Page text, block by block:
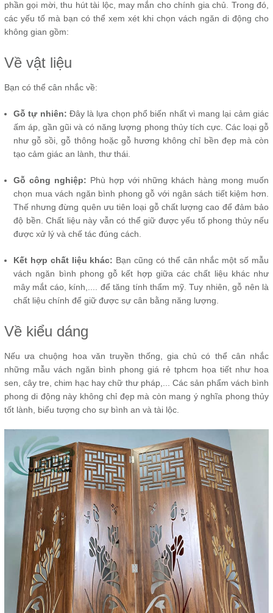
phần gọi mời, thu hút tài lộc, may mắn cho chính gia chủ. Trong đó,
các yếu tố mà bạn có thể xem xét khi chọn vách ngăn di động cho
không gian gồm:
Về vật liệu
Bạn có thể cân nhắc về:
Gỗ tự nhiên: Đây là lựa chọn phổ biến nhất vì mang lại cảm giác
ấm áp, gần gũi và có năng lượng phong thủy tích cực. Các loại gỗ
như gỗ sồi, gỗ thông hoặc gỗ hương không chỉ bền đẹp mà còn
tạo cảm giác an lành, thư thái.
Gỗ công nghiệp: Phù hợp với những khách hàng mong muốn
chọn mua vách ngăn bình phong gỗ với ngân sách tiết kiệm hơn.
Thế nhưng đừng quên ưu tiên loại gỗ chất lượng cao để đảm bảo
độ bền. Chất liệu này vẫn có thể giữ được yếu tố phong thủy nếu
được xử lý và chế tác đúng cách.
Kết hợp chất liệu khác: Bạn cũng có thể cân nhắc một số mẫu
vách ngăn bình phong gỗ kết hợp giữa các chất liệu khác như
mây mắt cáo, kính,.... để tăng tính thẩm mỹ. Tuy nhiên, gỗ nên là
chất liệu chính để giữ được sự cân bằng năng lượng.
Về kiểu dáng
Nếu ưa chuộng hoa văn truyền thống, gia chủ có thể cân nhắc
những mẫu vách ngăn bình phong giá rẻ tphcm họa tiết như hoa
sen, cây tre, chim hạc hay chữ thư pháp,... Các sản phẩm vách bình
phong di động này không chỉ đẹp mà còn mang ý nghĩa phong thủy
tốt lành, biểu tượng cho sự bình an và tài lộc.